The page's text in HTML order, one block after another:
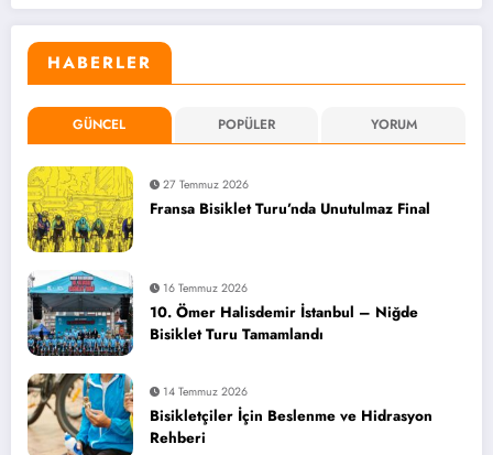
HABERLER
GÜNCEL POPÜLER YORUM
27 Temmuz 2026
Fransa Bisiklet Turu’nda Unutulmaz Final
16 Temmuz 2026
10. Ömer Halisdemir İstanbul – Niğde
Bisiklet Turu Tamamlandı
14 Temmuz 2026
Bisikletçiler İçin Beslenme ve Hidrasyon
Rehberi